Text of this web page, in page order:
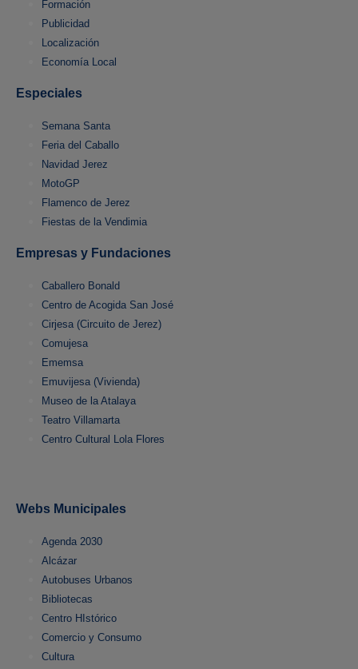
Formación
Publicidad
Localización
Economía Local
Especiales
Semana Santa
Feria del Caballo
Navidad Jerez
MotoGP
Flamenco de Jerez
Fiestas de la Vendimia
Empresas y Fundaciones
Caballero Bonald
Centro de Acogida San José
Cirjesa (Circuito de Jerez)
Comujesa
Ememsa
Emuvijesa (Vivienda)
Museo de la Atalaya
Teatro Villamarta
Centro Cultural Lola Flores
Webs Municipales
Agenda 2030
Alcázar
Autobuses Urbanos
Bibliotecas
Centro HIstórico
Comercio y Consumo
Cultura